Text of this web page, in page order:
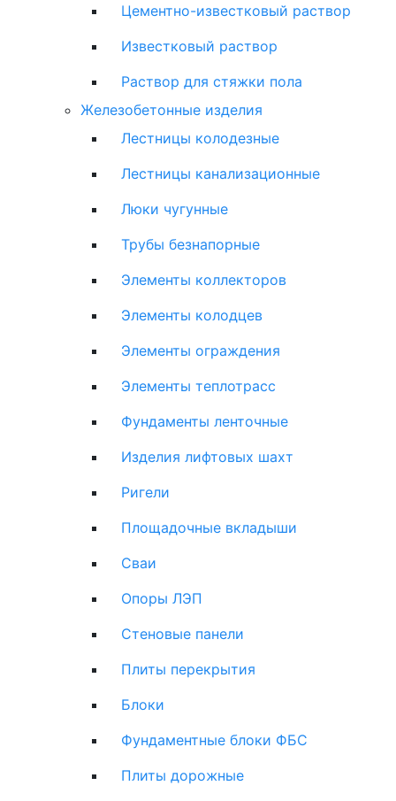
Цементно-известковый раствор
Известковый раствор
Раствор для стяжки пола
Железобетонные изделия
Лестницы колодезные
Лестницы канализационные
Люки чугунные
Трубы безнапорные
Элементы коллекторов
Элементы колодцев
Элементы ограждения
Элементы теплотрасс
Фундаменты ленточные
Изделия лифтовых шахт
Ригели
Площадочные вкладыши
Сваи
Опоры ЛЭП
Стеновые панели
Плиты перекрытия
Блоки
Фундаментные блоки ФБС
Плиты дорожные